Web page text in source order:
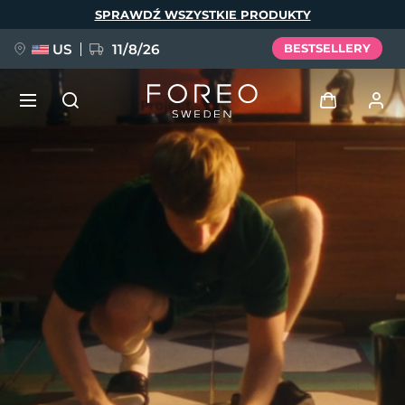
SPRAWDŹ WSZYSTKIE PRODUKTY
US 11/8/26 BESTSELLERY
Profil użytkownika
Moje urządzenia
Moje zamówienia
Moje adresy
Moje subskrypcje
BREAKING NEWS
issa™ Teeth Whitening Set
English Deutsch
Español
Português
Polski
Svenska
Русский
Türkçe
简体中文 繁體中文